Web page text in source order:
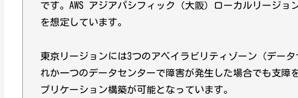
です。AWS アジアパシフィック（大阪）ローカルリージ
を想定しています。
東京リージョンには3つのアベイラビリティゾーン（デー
れか一つのデータセンターで障害が発生した場合でも支障
プリケーション構築が可能となっています。